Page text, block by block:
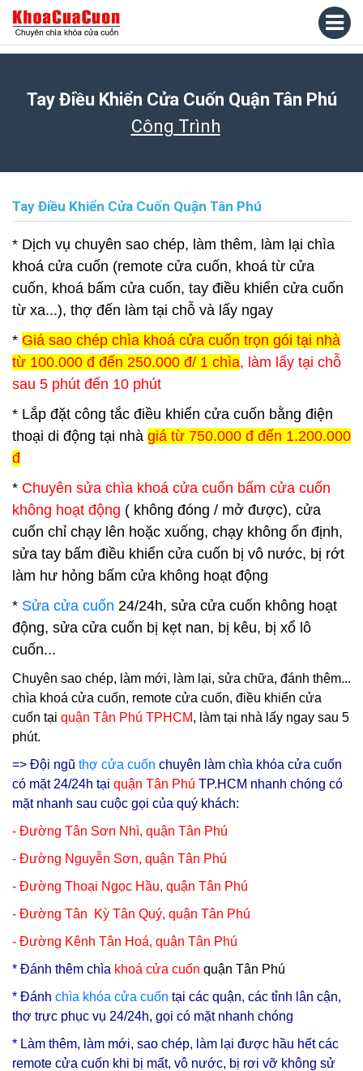
Tay Điều Khiển Cửa Cuốn Quận Tân Phú
Công Trình
Tay Điều Khiển Cửa Cuốn Quận Tân Phú
* Dịch vụ chuyên sao chép, làm thêm, làm lại chìa
khoá cửa cuốn (remote cửa cuốn, khoá từ cửa
cuốn, khoá bấm cửa cuốn, tay điều khiển cửa cuốn
từ xa...), thợ đến làm tại chỗ và lấy ngay
* Giá sao chép chìa khoá cửa cuốn trọn gói tại nhà
từ 100.000 đ đến 250.000 đ/ 1 chìa, làm lấy tại chỗ
sau 5 phút đến 10 phút
* Lắp đặt công tắc điều khiển cửa cuốn bằng điện
thoại di động tại nhà giá từ 750.000 đ đến 1.200.000
đ
* Chuyên sửa chìa khoá cửa cuốn bấm cửa cuốn
không hoạt động ( không đóng / mở được), cửa
cuốn chỉ chạy lên hoặc xuống, chạy không ổn định,
sửa tay bấm điều khiển cửa cuốn bị vô nước, bị rớt
làm hư hỏng bấm cửa không hoạt động
* Sửa cửa cuốn 24/24h, sửa cửa cuốn không hoạt
động, sửa cửa cuốn bị kẹt nan, bị kêu, bị xổ lô
cuốn...
Chuyên sao chép, làm mới, làm lại, sửa chữa, đánh thêm...
chìa khoá cửa cuốn, remote cửa cuốn, điều khiển cửa
cuốn tại quận Tân Phú TPHCM, làm tại nhà lấy ngay sau 5
phút.
=> Đội ngũ thợ cửa cuốn chuyên làm chìa khóa cửa cuốn
có mặt 24/24h tại quận Tân Phú TP.HCM nhanh chóng có
mặt nhanh sau cuộc gọi của quý khách:
- Đường Tân Sơn Nhì, quận Tân Phú
- Đường Nguyễn Sơn, quận Tân Phú
- Đường Thoại Ngọc Hầu, quận Tân Phú
- Đường Tân Kỳ Tân Quý, quận Tân Phú
- Đường Kênh Tân Hoá, quận Tân Phú
* Đánh thêm chìa khoá cửa cuốn quận Tân Phú
* Đánh chìa khóa cửa cuốn tại các quận, các tỉnh lân cận,
thợ trực phục vụ 24/24h, gọi có mặt nhanh chóng
* Làm thêm, làm mới, sao chép, làm lại được hầu hết các
remote cửa cuốn khi bị mất, vô nước, bị rơi vỡ không sử